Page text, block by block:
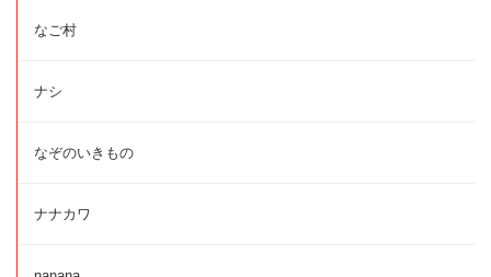
なご村
ナシ
なぞのいきもの
ナナカワ